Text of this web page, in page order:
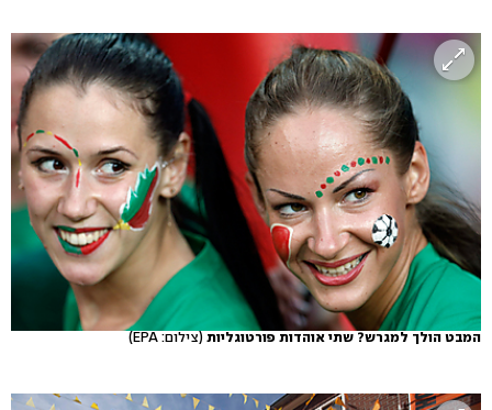
המבט הולך למגרש? שתי אוהדות פורטוגליות (צילום: EPA)